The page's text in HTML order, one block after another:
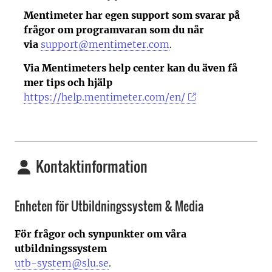
Mentimeter har egen support som svarar på
frågor om programvaran som du når
via support@mentimeter.com.
Via Mentimeters help center kan du även få
mer tips och hjälp
https://help.mentimeter.com/en/
Kontaktinformation
Enheten för Utbildningssystem & Media
För frågor och synpunkter om våra
utbildningssystem
utb-system@slu.se.